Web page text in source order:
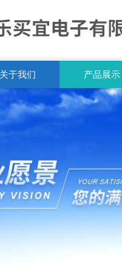
关于我们 产品展示